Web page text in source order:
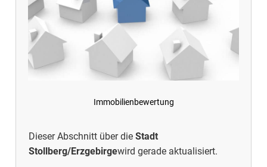
Immobilienbewertung
Dieser Abschnitt über die Stadt
Stollberg/Erzgebirgewird gerade aktualisiert.